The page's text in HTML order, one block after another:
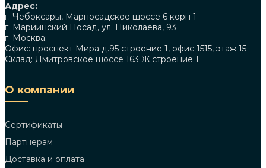
Адрес:
г. Чебоксары, Марпосадское шоссе 6 корп 1
г. Мариинский Посад, ул. Николаева, 93
г. Москва:
Офис: проспект Мира д.95 строение 1, офис 1515, этаж 15
Склад: Дмитровское шоссе 163 Ж строение 1
О компании
Сертификаты
Партнерам
Доставка и оплата